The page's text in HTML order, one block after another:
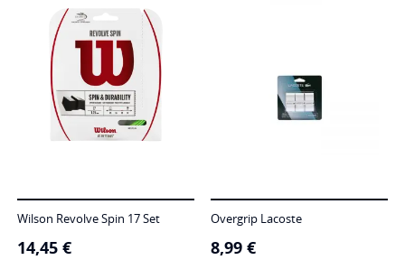
Wilson Revolve Spin 17 Set
14,45 €
Overgrip Lacoste
8,99 €